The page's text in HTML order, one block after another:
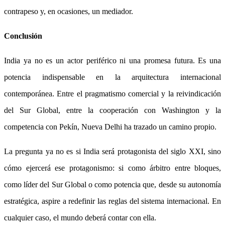
contrapeso y, en ocasiones, un mediador.
Conclusión
India ya no es un actor periférico ni una promesa futura. Es una
potencia indispensable en la arquitectura internacional
contemporánea. Entre el pragmatismo comercial y la reivindicación
del Sur Global, entre la cooperación con Washington y la
competencia con Pekín, Nueva Delhi ha trazado un camino propio.
La pregunta ya no es si India será protagonista del siglo XXI, sino
cómo ejercerá ese protagonismo: si como árbitro entre bloques,
como líder del Sur Global o como potencia que, desde su autonomía
estratégica, aspire a redefinir las reglas del sistema internacional. En
cualquier caso, el mundo deberá contar con ella.